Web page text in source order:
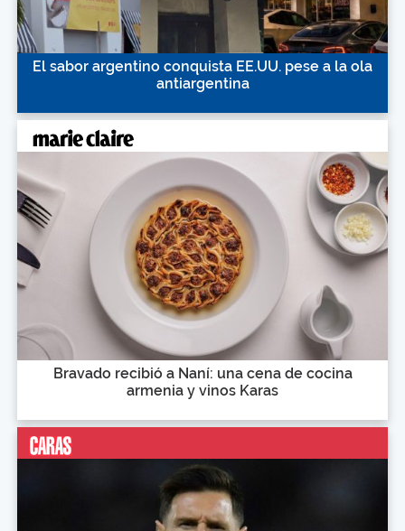
El sabor argentino conquista EE.UU. pese a la ola
antiargentina
Bravado recibió a Naní: una cena de cocina
armenia y vinos Karas